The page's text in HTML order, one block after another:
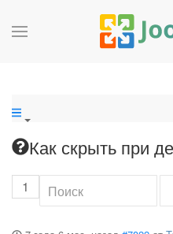
Как скрыть при
1